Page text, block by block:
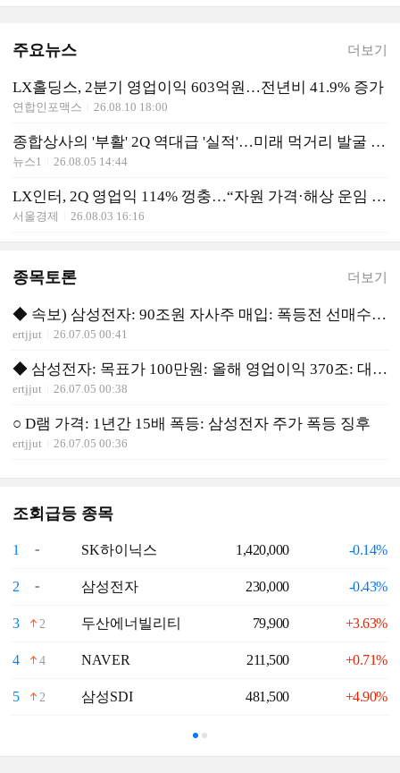
주요뉴스 더보기
LX홀딩스, 2분기 영업이익 603억원…전년비 41.9% 증가
연합인포맥스 26.08.10 18:00
종합상사의 '부활' 2Q 역대급 '실적'…미래 먹거리 발굴 성과로
뉴스1 26.08.05 14:44
LX인터, 2Q 영업익 114% 껑충…“자원 가격·해상 운임 강세”
서울경제 26.08.03 16:16
종목토론 더보기
◆ 속보) 삼성전자: 90조원 자사주 매입: 폭등전 선매수 유리
ertjjut 26.07.05 00:41
◆ 삼성전자: 목표가 100만원: 올해 영업이익 370조: 대박!
ertjjut 26.07.05 00:38
○ D램 가격: 1년간 15배 폭등: 삼성전자 주가 폭등 징후
ertjjut 26.07.05 00:36
조회급등 종목
1 SK하이닉스 1,420,000 -0.14%
2 삼성전자 230,000 -0.43%
3 2 두산에너빌리티 79,900 +3.63%
4 4 NAVER 211,500 +0.71%
5 2 삼성SDI 481,500 +4.90%